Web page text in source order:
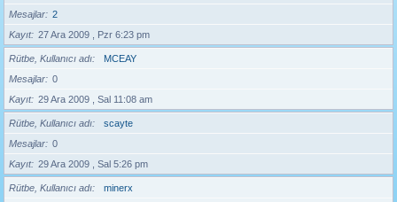
Mesajlar
2
Kayıt
27 Ara 2009 , Pzr 6:23 pm
Rütbe, Kullanıcı adı
MCEAY
Mesajlar
0
Kayıt
29 Ara 2009 , Sal 11:08 am
Rütbe, Kullanıcı adı
scayte
Mesajlar
0
Kayıt
29 Ara 2009 , Sal 5:26 pm
Rütbe, Kullanıcı adı
minerx